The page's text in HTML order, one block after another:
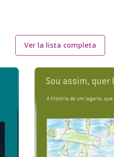
Ver la lista completa